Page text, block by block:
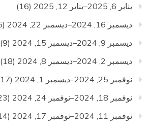
يناير 6, 2025–يناير 12, 2025
(16)
ديسمبر 16, 2024–ديسمبر 22, 2024
(15)
ديسمبر 9, 2024–ديسمبر 15, 2024
(9)
ديسمبر 2, 2024–ديسمبر 8, 2024
(18)
نوفمبر 25, 2024–ديسمبر 1, 2024
(17)
نوفمبر 18, 2024–نوفمبر 24, 2024
(23)
نوفمبر 11, 2024–نوفمبر 17, 2024
(14)